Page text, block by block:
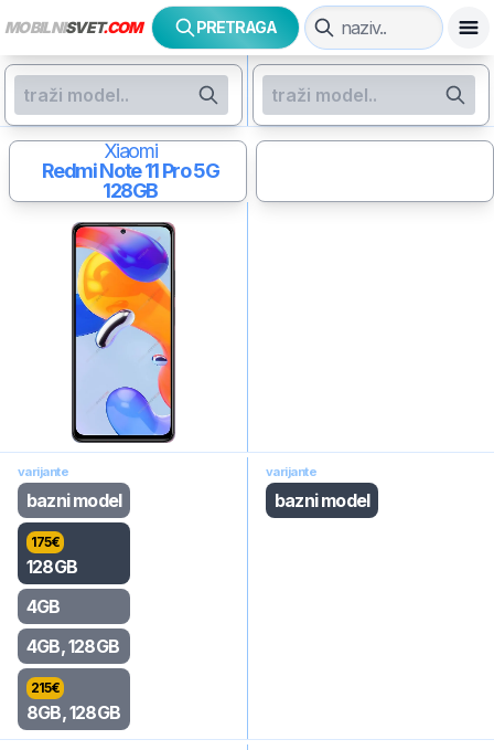
MOBILNISVET.COM PRETRAGA
Xiaomi
Redmi Note 11 Pro 5G
128GB
varijante
bazni model
175€
128GB
4GB
4GB, 128GB
215€
8GB, 128GB
varijante
bazni model